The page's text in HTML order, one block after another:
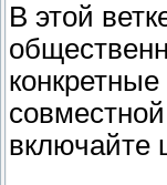
В этой
включайте